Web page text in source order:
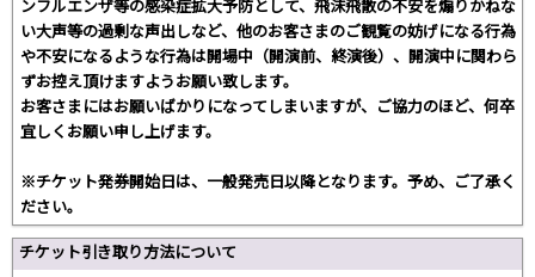
ンフルエンザ等の感染症拡大予防として、飛沫飛散の不安を煽りかねな
い大声等の過剰な声出しなど、他のお客さまのご観覧の妨げになる行為
や不安になるような行為は開場中（開演前、終演後）、開演中に関わら
ずお控え頂けますようお願い致します。
お客さまにはお願いばかりになってしまいますが、ご協力のほど、何卒
宜しくお願い申し上げます。
※チケット発券開始日は、一般発売日以降となります。予め、ご了承く
ださい。
チケット引き取り方法について